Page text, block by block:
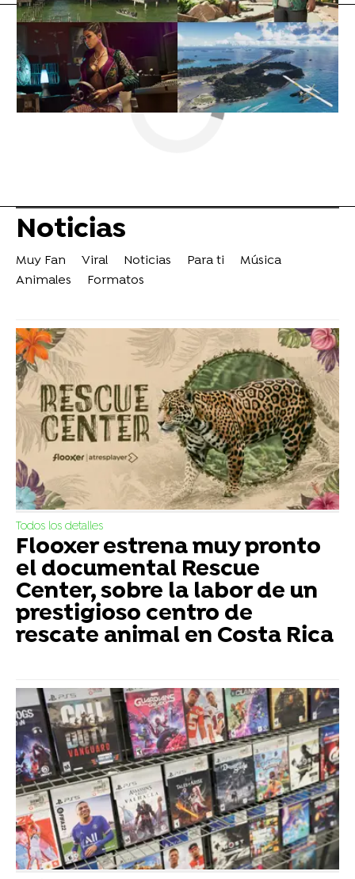
Noticias
Muy Fan Viral Noticias Para ti
Música
Animales
Formatos
Todos los detalles
Flooxer estrena muy pronto
el documental Rescue
Center, sobre la labor de un
prestigioso centro de
rescate animal en Costa Rica